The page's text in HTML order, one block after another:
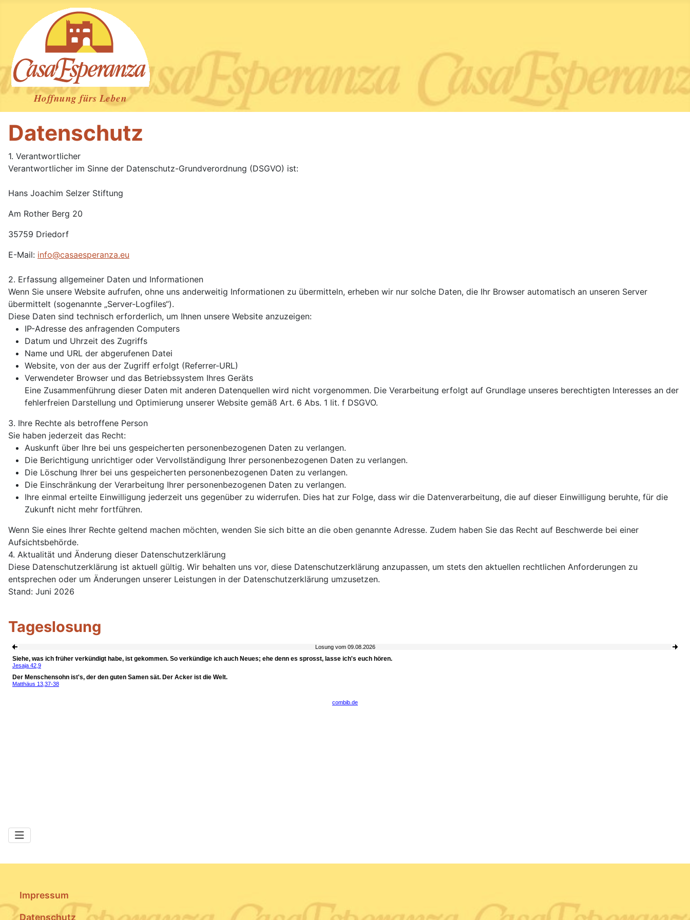
Datenschutz
1. Verantwortlicher
Verantwortlicher im Sinne der Datenschutz-Grundverordnung (DSGVO) ist:
Hans Joachim Selzer Stiftung
Am Rother Berg 20
35759 Driedorf
E-Mail: info@casaesperanza.eu
2. Erfassung allgemeiner Daten und Informationen
Wenn Sie unsere Website aufrufen, ohne uns anderweitig Informationen zu übermitteln, erheben wir nur solche Daten, die Ihr Browser automatisch an unseren Server
übermittelt (sogenannte „Server-Logfiles“).
Diese Daten sind technisch erforderlich, um Ihnen unsere Website anzuzeigen:
IP-Adresse des anfragenden Computers
Datum und Uhrzeit des Zugriffs
Name und URL der abgerufenen Datei
Website, von der aus der Zugriff erfolgt (Referrer-URL)
Verwendeter Browser und das Betriebssystem Ihres Geräts
Eine Zusammenführung dieser Daten mit anderen Datenquellen wird nicht vorgenommen. Die Verarbeitung erfolgt auf Grundlage unseres berechtigten Interesses an der
fehlerfreien Darstellung und Optimierung unserer Website gemäß Art. 6 Abs. 1 lit. f DSGVO.
3. Ihre Rechte als betroffene Person
Sie haben jederzeit das Recht:
Auskunft über Ihre bei uns gespeicherten personenbezogenen Daten zu verlangen.
Die Berichtigung unrichtiger oder Vervollständigung Ihrer personenbezogenen Daten zu verlangen.
Die Löschung Ihrer bei uns gespeicherten personenbezogenen Daten zu verlangen.
Die Einschränkung der Verarbeitung Ihrer personenbezogenen Daten zu verlangen.
Ihre einmal erteilte Einwilligung jederzeit uns gegenüber zu widerrufen. Dies hat zur Folge, dass wir die Datenverarbeitung, die auf dieser Einwilligung beruhte, für die
Zukunft nicht mehr fortführen.
Wenn Sie eines Ihrer Rechte geltend machen möchten, wenden Sie sich bitte an die oben genannte Adresse. Zudem haben Sie das Recht auf Beschwerde bei einer
Aufsichtsbehörde.
4. Aktualität und Änderung dieser Datenschutzerklärung
Diese Datenschutzerklärung ist aktuell gültig. Wir behalten uns vor, diese Datenschutzerklärung anzupassen, um stets den aktuellen rechtlichen Anforderungen zu
entsprechen oder um Änderungen unserer Leistungen in der Datenschutzerklärung umzusetzen.
Stand: Juni 2026
Tageslosung
Impressum
Datenschutz